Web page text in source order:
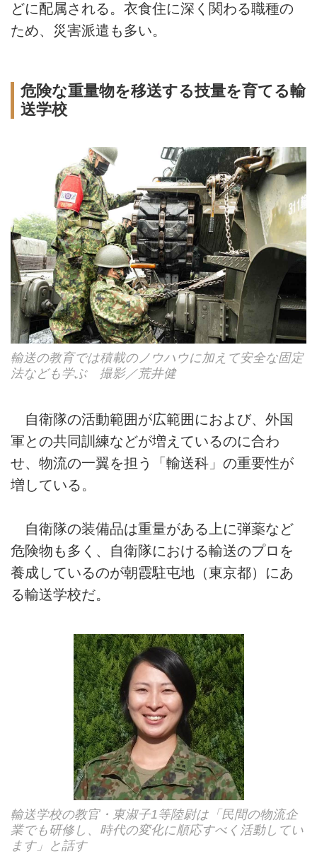
どに配属される。衣食住に深く関わる職種の
ため、災害派遣も多い。
危険な重量物を移送する技量を育てる輸
送学校
輸送の教育では積載のノウハウに加えて安全な固定
法なども学ぶ 撮影／荒井健
自衛隊の活動範囲が広範囲におよび、外国
軍との共同訓練などが増えているのに合わ
せ、物流の一翼を担う「輸送科」の重要性が
増している。
自衛隊の装備品は重量がある上に弾薬など
危険物も多く、自衛隊における輸送のプロを
養成しているのが朝霞駐屯地（東京都）にあ
る輸送学校だ。
輸送学校の教官・東淑子1等陸尉は「民間の物流企
業でも研修し、時代の変化に順応すべく活動してい
ます」と話す